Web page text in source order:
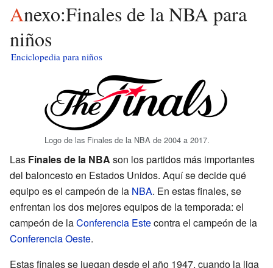
Anexo:Finales de la NBA para
niños
Enciclopedia para niños
Logo de las Finales de la NBA de 2004 a 2017.
Las Finales de la NBA son los partidos más importantes
del baloncesto en Estados Unidos. Aquí se decide qué
equipo es el campeón de la NBA. En estas finales, se
enfrentan los dos mejores equipos de la temporada: el
campeón de laConferencia Estecontra el campeón de la
Conferencia Oeste.
Estas finales se juegan desde el año 1947, cuando la liga